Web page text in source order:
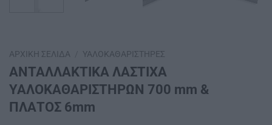
ΑΡΧΙΚΉ ΣΕΛΊΔΑ ΥΑΛΟΚΑΘΑΡΙΣΤΉΡΕΣ
ΑΝΤΑΛΛΑΚΤΙΚΑ ΛΑΣΤΙΧΑ
ΥΑΛΟΚΑΘΑΡΙΣΤΗΡΩΝ 700 mm &
ΠΛΑΤΟΣ 6mm